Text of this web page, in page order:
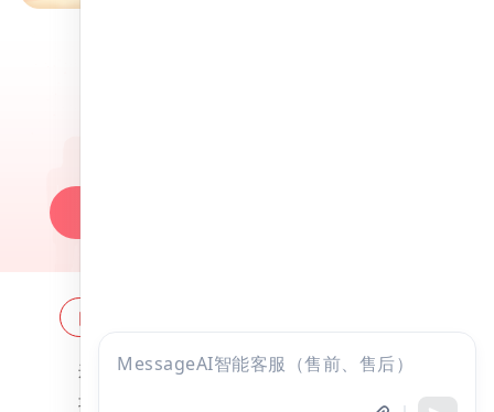
网站地图
违法和不良信息举报邮箱：zzjy-fw@yikao88.com
北京市西城区宣武门东河沿街69号正弘大厦208室
点击
全部考试 免费试听